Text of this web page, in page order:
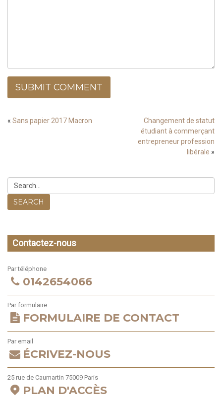
SUBMIT COMMENT
« Sans papier 2017 Macron
Changement de statut
étudiant à commerçant
entrepreneur profession
libérale »
SEARCH
Contactez-nous
Par téléphone
0142654066
Par formulaire
FORMULAIRE DE CONTACT
Par email
ÉCRIVEZ-NOUS
25 rue de Caumartin 75009 Paris
PLAN D'ACCÈS